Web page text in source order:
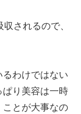
されるので、
わけではない
り美容は一時
とが大事なの